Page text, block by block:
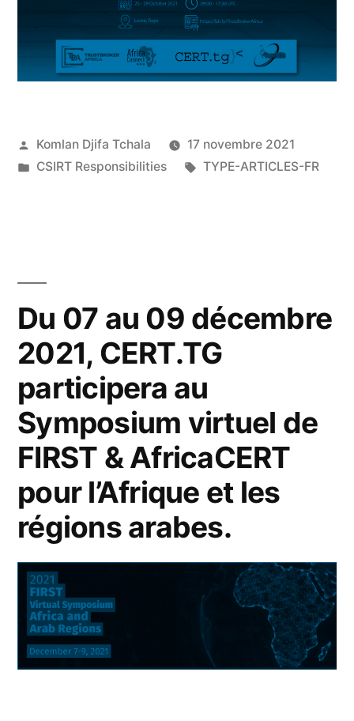
Komlan Djifa Tchala
17 novembre 2021
CSIRT Responsibilities
TYPE-ARTICLES-FR
Du 07 au 09 décembre
2021, CERT.TG
participera au
Symposium virtuel de
FIRST & AfricaCERT
pour l’Afrique et les
régions arabes.